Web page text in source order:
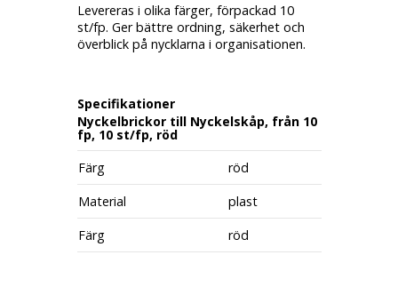
Levereras i olika färger, förpackad 10
st/fp. Ger bättre ordning, säkerhet och
överblick på nycklarna i organisationen.
Specifikationer
Nyckelbrickor till Nyckelskåp, från 10
fp, 10 st/fp, röd
Färg
röd
Material
plast
Färg
röd